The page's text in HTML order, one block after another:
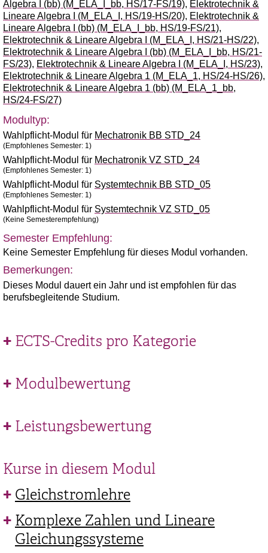
Algebra I (bb) (M_ELA_I_bb, HS/17-FS/19), Elektrotechnik &
Lineare Algebra I (M_ELA_I, HS/19-HS/20), Elektrotechnik &
Lineare Algebra I (bb) (M_ELA_I_bb, HS/19-FS/21),
Elektrotechnik & Lineare Algebra I (M_ELA_I, HS/21-HS/22),
Elektrotechnik & Lineare Algebra I (bb) (M_ELA_I_bb, HS/21-
FS/23), Elektrotechnik & Lineare Algebra I (M_ELA_I, HS/23),
Elektrotechnik & Lineare Algebra 1 (M_ELA_1, HS/24-HS/26),
Elektrotechnik & Lineare Algebra 1 (bb) (M_ELA_1_bb,
HS/24-FS/27)
Modultyp:
Wahlpflicht-Modul für Mechatronik BB STD_24
(Empfohlenes Semester: 1)
Wahlpflicht-Modul für Mechatronik VZ STD_24
(Empfohlenes Semester: 1)
Wahlpflicht-Modul für Systemtechnik BB STD_05
(Empfohlenes Semester: 1)
Wahlpflicht-Modul für Systemtechnik VZ STD_05
(Keine Semesterempfehlung)
Semester Empfehlung:
Keine Semester Empfehlung für dieses Modul vorhanden.
Bemerkungen:
Dieses Modul dauert ein Jahr und ist empfohlen für das
berufsbegleitende Studium.
ECTS-Credits pro Kategorie
Modulbewertung
Leistungsbewertung
Kurse in diesem Modul
Gleichstromlehre
Komplexe Zahlen und Lineare
Gleichungssysteme